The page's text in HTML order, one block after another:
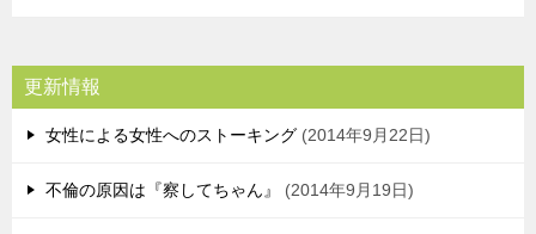
更新情報
女性による女性へのストーキング 2014年9月22日
不倫の原因は『察してちゃん』 2014年9月19日